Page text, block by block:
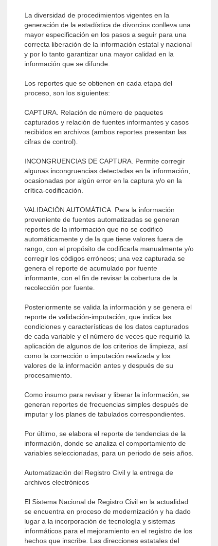
La diversidad de procedimientos vigentes en la
generación de la estadística de divorcios conlleva una
mayor especificación en los pasos a seguir para una
correcta liberación de la información estatal y nacional
y por lo tanto garantizar una mayor calidad en la
información que se difunde.
Los reportes que se obtienen en cada etapa del
proceso, son los siguientes:
CAPTURA. Relación de número de paquetes
capturados y relación de fuentes informantes y casos
recibidos en archivos (ambos reportes presentan las
cifras de control).
INCONGRUENCIAS DE CAPTURA. Permite corregir
algunas incongruencias detectadas en la información,
ocasionadas por algún error en la captura y/o en la
crítica-codificación.
VALIDACIÓN AUTOMÁTICA. Para la información
proveniente de fuentes automatizadas se generan
reportes de la información que no se codificó
automáticamente y de la que tiene valores fuera de
rango, con el propósito de codificarla manualmente y/o
corregir los códigos erróneos; una vez capturada se
genera el reporte de acumulado por fuente
informante, con el fin de revisar la cobertura de la
recolección por fuente.
Posteriormente se valida la información y se genera el
reporte de validación-imputación, que indica las
condiciones y características de los datos capturados
de cada variable y el número de veces que requirió la
aplicación de algunos de los criterios de limpieza, así
como la corrección o imputación realizada y los
valores de la información antes y después de su
procesamiento.
Como insumo para revisar y liberar la información, se
generan reportes de frecuencias simples después de
imputar y los planes de tabulados correspondientes.
Por último, se elabora el reporte de tendencias de la
información, donde se analiza el comportamiento de
variables seleccionadas, para un periodo de seis años.
Automatización del Registro Civil y la entrega de
archivos electrónicos
El Sistema Nacional de Registro Civil en la actualidad
se encuentra en proceso de modernización y ha dado
lugar a la incorporación de tecnología y sistemas
informáticos para el mejoramiento en el registro de los
hechos que inscribe. Las direcciones estatales del